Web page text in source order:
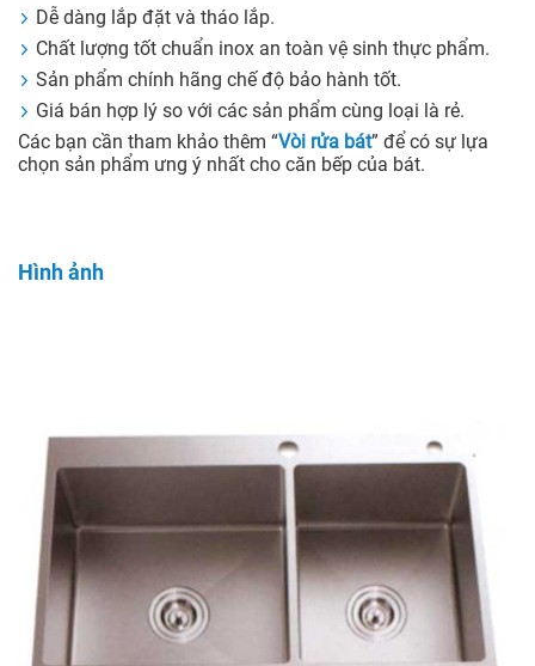
Dễ dàng lắp đặt và tháo lắp.
Chất lượng tốt chuẩn inox an toàn vệ sinh thực phẩm.
Sản phẩm chính hãng chế độ bảo hành tốt.
Giá bán hợp lý so với các sản phẩm cùng loại là rẻ.
Các bạn cần tham khảo thêm “Vòi rửa bát” để có sự lựa
chọn sản phẩm ưng ý nhất cho căn bếp của bát.
Hình ảnh